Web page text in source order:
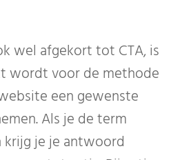
wel afgekort tot CTA, is
wordt voor de methode
een gewenste
Als je de term
je je antwoord